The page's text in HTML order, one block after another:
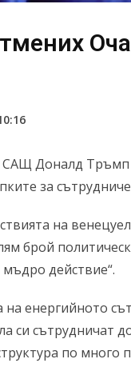
Доналд Тръмп
за
на
брой
действие“.
енергийното
си сътрудничат
по